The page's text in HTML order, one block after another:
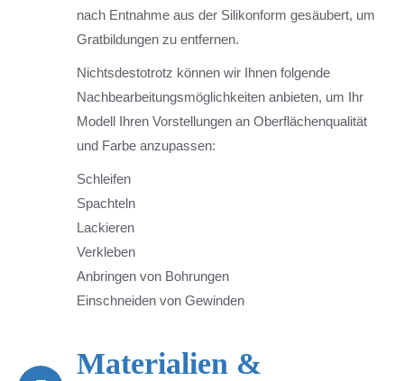
nach Entnahme aus der Silikonform gesäubert, um
Gratbildungen zu entfernen.
Nichtsdestotrotz können wir Ihnen folgende
Nachbearbeitungsmöglichkeiten anbieten, um Ihr
Modell Ihren Vorstellungen an Oberflächenqualität
und Farbe anzupassen:
Schleifen
Spachteln
Lackieren
Verkleben
Anbringen von Bohrungen
Einschneiden von Gewinden
Materialien &